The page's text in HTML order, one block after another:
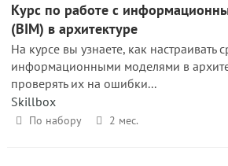
Курс по работе с
(BIM) в архитектуре
На курсе вы узнаете, как настраивать
информационными моделями в
проверять их на ошибки...
Skillbox
По набору 2 мес.